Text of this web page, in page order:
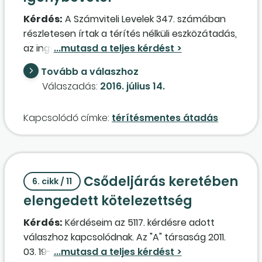
Kérdés: A Számviteli Levelek 347. számában
részletesen írtak a térítés nélküli eszközátadás,
az ingyenes szolgáltatásnyújtás 2016. január 1-
jétől megváltozott előírásairól. Kérem, hogy
mutassák be azt is, mennyiben változtak a
térítés nélküli átvétel, a térítés nélküli
Tovább a válaszhoz
Válaszadás: 2016. július 14.
Kapcsolódó címke: térítésmentes átadás
6. cikk / 11
Csődeljárás keretében
elengedett kötelezettség
Kérdés: Kérdéseim az 5117. kérdésre adott
válaszhoz kapcsolódnak. Az "A" társaság 2011.
03. 19-én értesített, hogy acsődegyezség